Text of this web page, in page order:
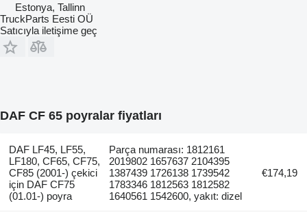
Estonya, Tallinn
TruckParts Eesti OÜ
Satıcıyla iletişime geç
DAF CF 65 poyralar fiyatları
DAF LF45, LF55,
LF180, CF65, CF75,
CF85 (2001-) çekici
için DAF CF75
(01.01-) poyra
Parça numarası: 1812161
2019802 1657637 2104395
1387439 1726138 1739542
1783346 1812563 1812582
1640561 1542600, yakıt: dizel
€174,19